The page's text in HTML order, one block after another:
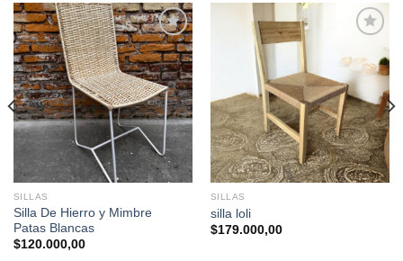
Agregar
a la
Lista de
deseos
SILLAS
Silla De Hierro y Mimbre
Patas Blancas
$120.000,00
a la
Lista de
deseos
SILLAS
silla loli
$179.000,00